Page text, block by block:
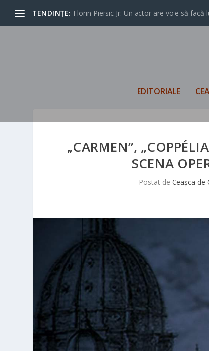
TENDINȚE: Florin Piersic Jr: Un actor are voie să facă
EDITORIALE
„CARMEN”,
SCENA
Postat deCeașca de